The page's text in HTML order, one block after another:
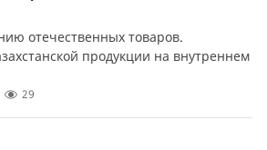
отечественных товаров.
продукции на внутреннем
29